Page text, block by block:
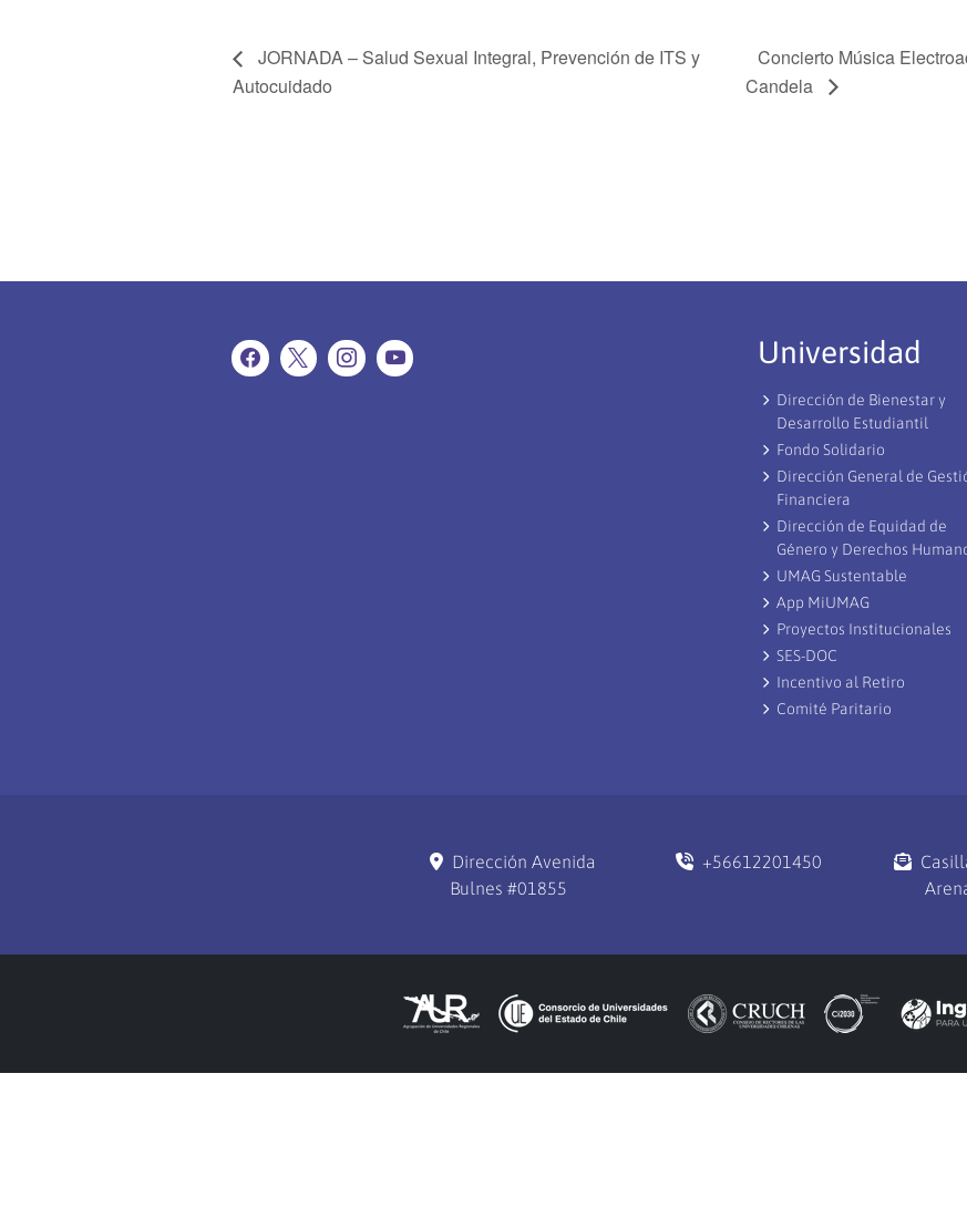
JORNADA – Salud Sexual Integral, Prevención de ITS y
Autocuidado
Concierto Música
Candela
Universidad
Dirección de Bienestar y
Desarrollo Estudiantil
Fondo Solidario
Dirección General de
Financiera
Dirección de Equidad de
Género y Derechos
UMAG Sustentable
App MiUMAG
Proyectos Institucionales
SES-DOC
Incentivo al Retiro
Comité Paritario
Dirección Avenida
Bulnes #01855
+56612201450